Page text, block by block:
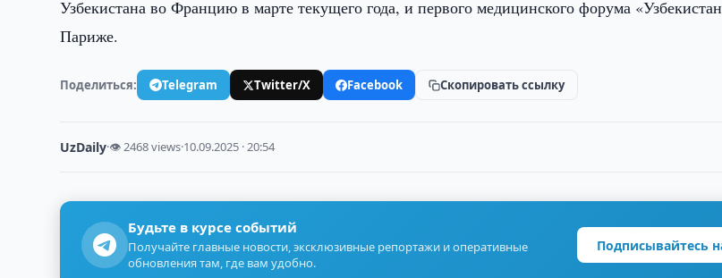
Узбекистана во Францию в марте текущего года, и первого медицинского форума
Париже.
Поделиться: Telegram Twitter/X Facebook Скопировать ссылку
UzDaily·👁 2468 views·10.09.2025 · 20:54
Будьте в курсе событий
Получайте главные новости, эксклюзивные репортажи и оперативные
обновления там, где вам удобно.
Подписывайтесь